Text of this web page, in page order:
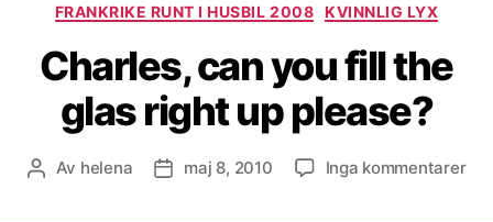
FRANKRIKE RUNT I HUSBIL 2008 KVINNLIG LYX
Charles, can you fill the
glas right up please?
Inläggsförfattare
Av helena Inläggsdatum
maj 8, 2010 Inga kommentarertill